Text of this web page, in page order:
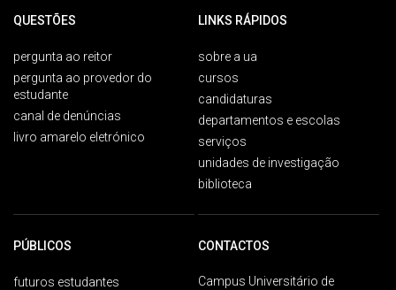
QUESTÕES
pergunta ao reitor
pergunta ao provedor do
estudante
canal de denúncias
livro amarelo eletrónico
LINKS RÁPIDOS
sobre a ua
cursos
candidaturas
departamentos e escolas
serviços
unidades de investigação
biblioteca
PÚBLICOS
futuros estudantes
CONTACTOS
Campus Universitário de